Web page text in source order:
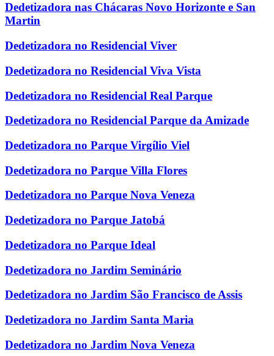
Dedetizadora nas Chácaras Novo Horizonte e San
Martin
Dedetizadora no Residencial Viver
Dedetizadora no Residencial Viva Vista
Dedetizadora no Residencial Real Parque
Dedetizadora no Residencial Parque da Amizade
Dedetizadora no Parque Virgílio Viel
Dedetizadora no Parque Villa Flores
Dedetizadora no Parque Nova Veneza
Dedetizadora no Parque Jatobá
Dedetizadora no Parque Ideal
Dedetizadora no Jardim Seminário
Dedetizadora no Jardim São Francisco de Assis
Dedetizadora no Jardim Santa Maria
Dedetizadora no Jardim Nova Veneza